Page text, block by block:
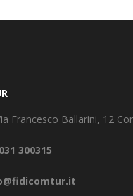
Francesco Ballarini, 12
031 300315